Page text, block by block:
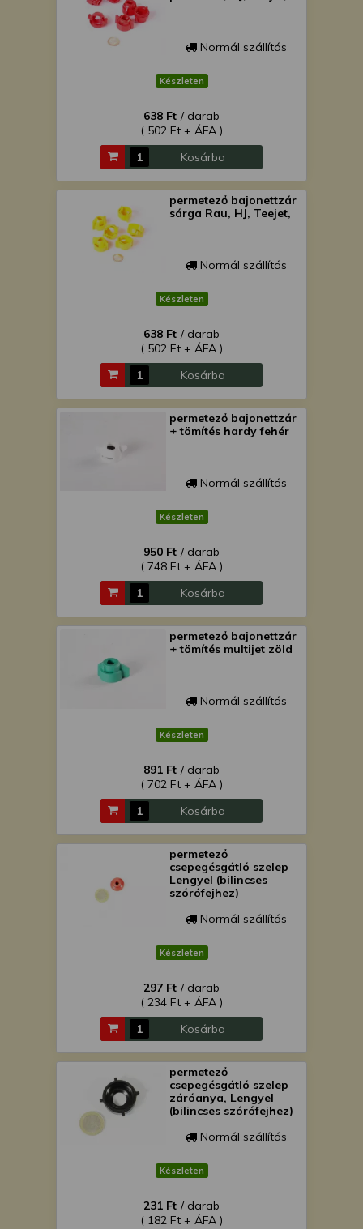
Normál szállítás
Készleten
638 Ft / darab
( 502 Ft + ÁFA )
Kosárba
permetező bajonettzár
sárga Rau, HJ, Teejet,
Normál szállítás
Készleten
638 Ft / darab
( 502 Ft + ÁFA )
Kosárba
permetező bajonettzár
+ tömítés hardy fehér
Normál szállítás
Készleten
950 Ft / darab
( 748 Ft + ÁFA )
Kosárba
permetező bajonettzár
+ tömítés multijet zöld
Normál szállítás
Készleten
891 Ft / darab
( 702 Ft + ÁFA )
Kosárba
permetező
csepegésgátló szelep
Lengyel (bilincses
szórófejhez)
Normál szállítás
Készleten
297 Ft / darab
( 234 Ft + ÁFA )
Kosárba
permetező
csepegésgátló szelep
záróanya, Lengyel
(bilincses szórófejhez)
Normál szállítás
Készleten
231 Ft / darab
( 182 Ft + ÁFA )